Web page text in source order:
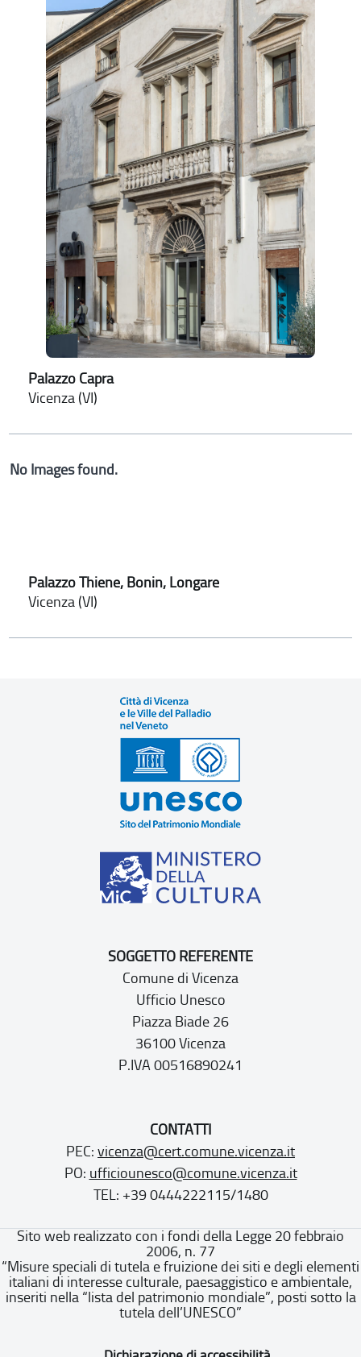
Palazzo Capra
Vicenza (VI)
No Images found.
Palazzo Thiene, Bonin, Longare
Vicenza (VI)
SOGGETTO REFERENTE
Comune di Vicenza
Ufficio Unesco
Piazza Biade 26
36100 Vicenza
P.IVA 00516890241
CONTATTI
PEC: vicenza@cert.comune.vicenza.it
PO: ufficiounesco@comune.vicenza.it
TEL: +39 0444222115/1480
Sito web realizzato con i fondi della Legge 20 febbraio
2006, n. 77
“Misure speciali di tutela e fruizione dei siti e degli elementi
italiani di interesse culturale, paesaggistico e ambientale,
inseriti nella “lista del patrimonio mondiale”, posti sotto la
tutela dell’UNESCO”